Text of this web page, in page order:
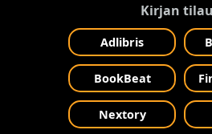
Kirjan
Adlibris
BookBeat
Nextory